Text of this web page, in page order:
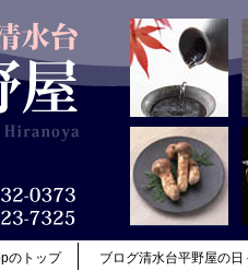
のトップ ブログ清水台平野屋の日